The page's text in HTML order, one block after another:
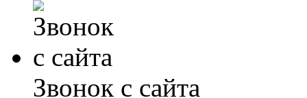
Звонок с сайта